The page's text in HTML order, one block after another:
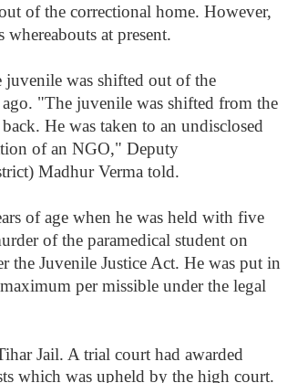
of the correctional home. However,
at present.
was shifted out of the
"The juvenile was shifted from the
He was taken to an undisclosed
of an NGO," Deputy
Madhur Verma told.
of age when he was held with five
of the paramedical student on
the Juvenile Justice Act. He was put in
per missible under the legal
Jail. A trial court had awarded
which was upheld by the high court.